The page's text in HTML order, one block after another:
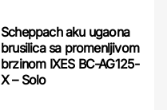
Scheppach aku ugaona
brusilica sa promenljivom
brzinom IXES BC-AG125-
X – Solo